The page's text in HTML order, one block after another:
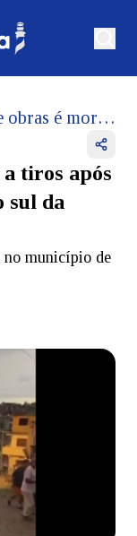
Servente de obras é morto a tiros após discussão com padrasto no sul da Bahia
tiros após
sul da
no município de